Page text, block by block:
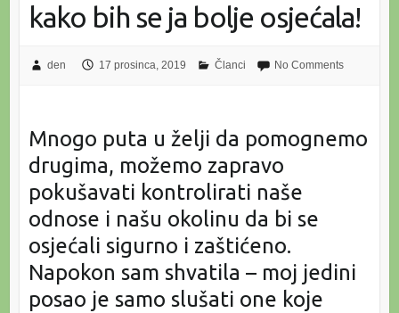
kako bih se ja bolje osjećala!
den 17 prosinca, 2019 Članci No Comments
Mnogo puta u želji da pomognemo
drugima, možemo zapravo
pokušavati kontrolirati naše
odnose i našu okolinu da bi se
osjećali sigurno i zaštićeno.
Napokon sam shvatila – moj jedini
posao je samo slušati one koje